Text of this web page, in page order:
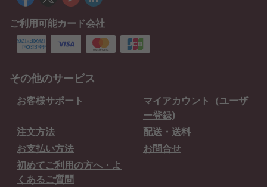
ご利用可能カード会社
その他のサービス
お客様サポート
マイアカウント（ユーザ
ー登録)
注文方法
配送・送料
お支払い方法
お問合せ
初めてご利用の方へ・よ
くあるご質問